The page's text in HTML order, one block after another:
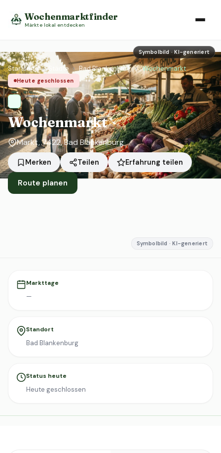
Wochenmarktfinder
Märkte lokal entdecken
Symbolbild · KI-generiert
Startseite › Städte › Bad Blankenburg › Wochenmarkt
Heute geschlossen
Wochenmarkt
Markt, 7422, Bad Blankenburg
Merken Teilen Erfahrung teilen
Route planen
Symbolbild · KI-generiert
Markttage
—
Standort
Bad Blankenburg
Status heute
Heute geschlossen